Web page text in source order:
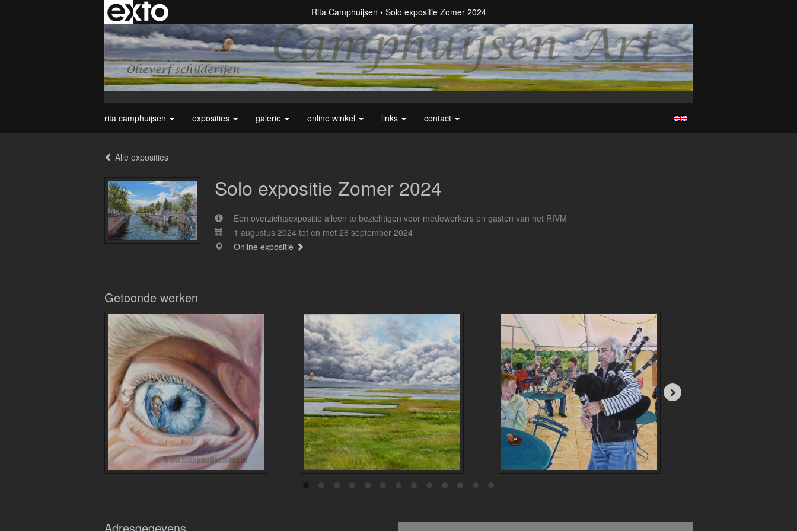
Rita Camphuijsen Solo expositie Zomer 2024
rita camphuijsen exposities galerie online winkel links contact
Alle exposities
Solo expositie Zomer 2024
Een overzichtsexpositie alleen te bezichtigen voor medewerkers en gasten van het RIVM
1 augustus 2024 tot en met 26 september 2024
Online expositie
Getoonde werken